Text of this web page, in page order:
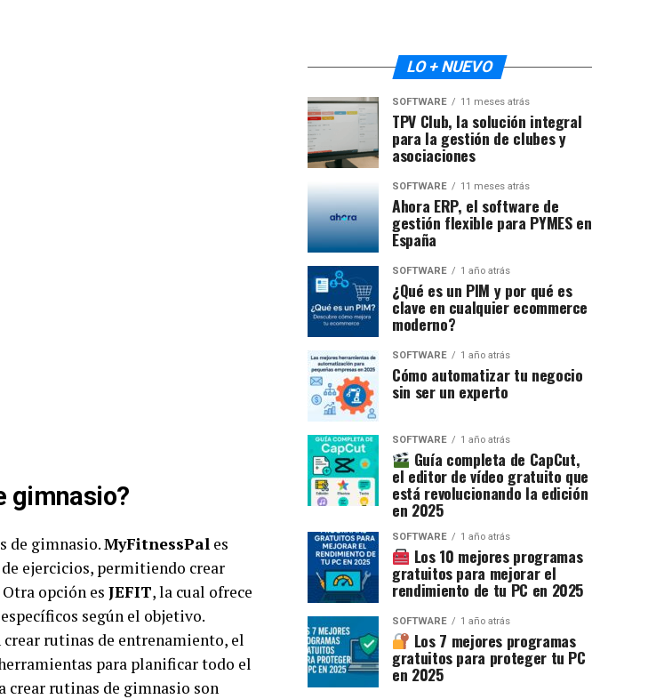
gimnasio?
de gimnasio.MyFitnessPal es
ejercicios, permitiendo crear
opción es JEFIT, la cual ofrece
según el objetivo.
crear rutinas de entrenamiento, el
para planificar todo el
crear rutinas de gimnasio son
LO + NUEVO
SOFTWARE 11 meses atrás
TPV Club, la solución integral
para la gestión de clubes y
asociaciones
SOFTWARE 11 meses atrás
Ahora ERP, el software de
gestión flexible para PYMES en
España
SOFTWARE 1 año atrás
¿Qué es un PIM y por qué es
clave en cualquier ecommerce
moderno?
SOFTWARE 1 año atrás
Cómo automatizar tu negocio
sin ser un experto
SOFTWARE 1 año atrás
Guía completa de CapCut,
el editor de vídeo gratuito que
está revolucionando la edición
en 2025
SOFTWARE 1 año atrás
Los 10 mejores programas
gratuitos para mejorar el
rendimiento de tu PC en 2025
SOFTWARE 1 año atrás
Los 7 mejores programas
gratuitos para proteger tu PC
en 2025